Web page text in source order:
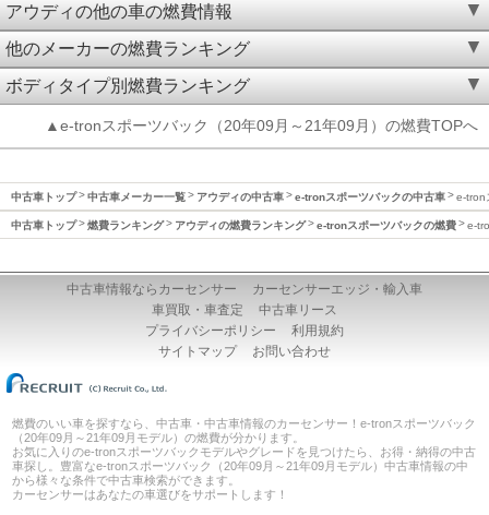
アウディの他の車の燃費情報
他のメーカーの燃費ランキング
ボディタイプ別燃費ランキング
▲e-tronスポーツバック（20年09月～21年09月）の燃費TOPへ
中古車トップ 中古車メーカー一覧 アウディの中古車 e-tronスポーツバックの中古車 e-tron
中古車トップ 燃費ランキング アウディの燃費ランキング e-tronスポーツバックの燃費 e-
中古車情報ならカーセンサー
カーセンサーエッジ・輸入車
車買取・車査定
中古車リース
プライバシーポリシー
利用規約
サイトマップ
お問い合わせ
燃費のいい車を探すなら、中古車・中古車情報のカーセンサー！e-tronスポーツバック
（20年09月～21年09月モデル）の燃費が分かります。
お気に入りのe-tronスポーツバックモデルやグレードを見つけたら、お得・納得の中古
車探し。豊富なe-tronスポーツバック（20年09月～21年09月モデル）中古車情報の中
から様々な条件で中古車検索ができます。
カーセンサーはあなたの車選びをサポートします！